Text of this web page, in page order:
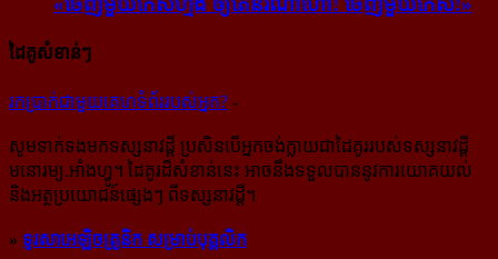
ដៃគូសំខាន់ៗ
រក​​ប្រាក់​​ជា​​មួយ​​គេហទំព័រ​​របស់​​អ្នក? -
សូម​ទាក់ទង​មក​ទស្សនាវដ្ដី ប្រសិន​បើ​អ្នក​ចង់​ក្លាយ​ជា​ដៃគូរ​របស់​ទស្សនាវដ្ដី​
មនោរម្យ.អាំងហ្វូ។ ដៃ​គូរ​ដ៏​សំខាន់​នេះ អាច​នឹង​ទទួល​បាន​នូវ​ការ​យោគយល់
និង​អត្ថ​ប្រយោជន៍​ផ្សេងៗ ពីទស្សនាវដ្ដី។
» ទូរសាអេឡិចត្រូនិក សម្រាប់បុគ្គលិក